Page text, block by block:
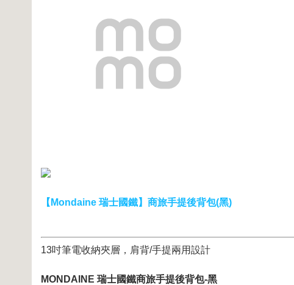
【Mondaine 瑞士國鐵】商旅手提後背包(黑)
13吋筆電收納夾層，肩背/手提兩用設計
MONDAINE 瑞士國鐵商旅手提後背包-黑